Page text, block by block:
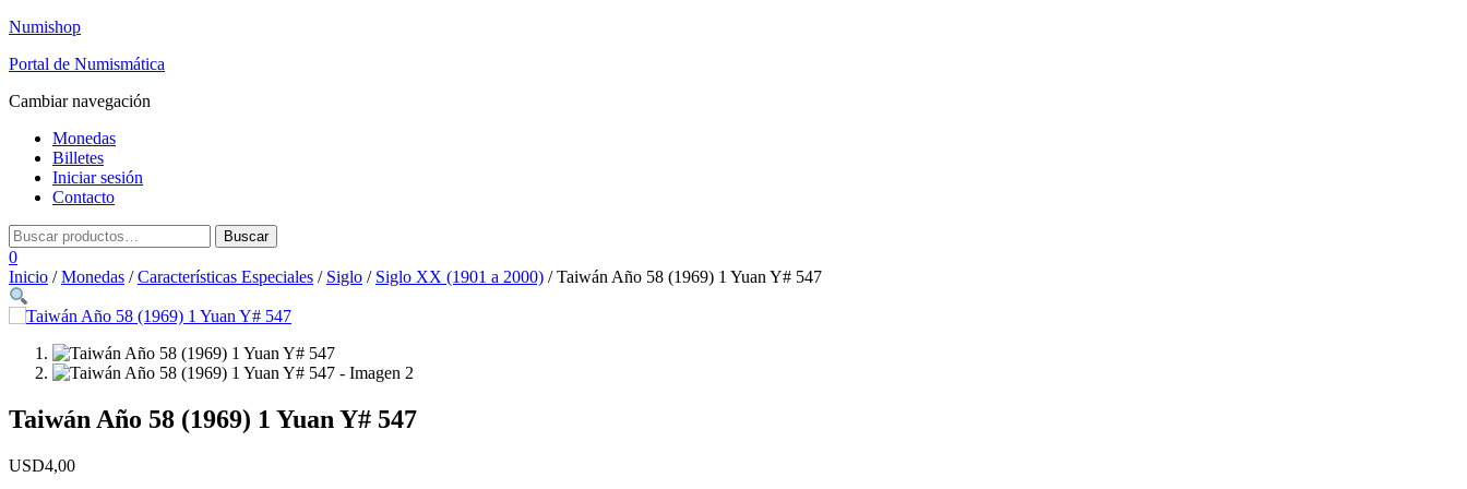
Numishop
Portal de Numismática
Cambiar navegación
Monedas
Billetes
Iniciar sesión
Contacto
0
Inicio /Monedas /Características Especiales / Siglo / Siglo XX (1901 a 2000) / Taiwán Año 58 (1969) 1 Yuan Y# 547
Taiwán Año 58 (1969) 1 Yuan Y# 547
USD4,00